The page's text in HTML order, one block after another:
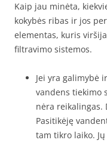
Kaip jau minėta,
kokybės ribas ir jos
elementas, kuris
filtravimo sistemos.
Jei yra galimybė
vandens tiekimo
nėra reikalingas.
Pasitikėję
tam tikro laiko.